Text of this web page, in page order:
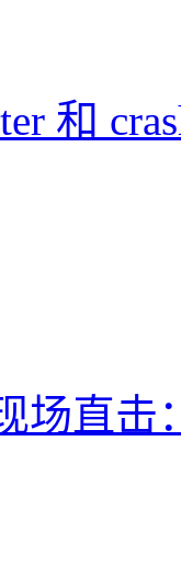
和
场直击